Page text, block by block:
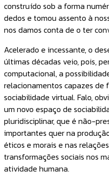
construído sob a forma
dedos e tomou assento à
nos damos conta de o ter
Acelerado e incessante, o
últimas décadas veio, pois,
computacional, a
relacionamentos capazes de
sociabilidade virtual. Falo,
um novo espaço de
pluridisciplinar, que é não-
importantes quer na
éticos e morais e nas
transformações sociais nos
atividade humana.